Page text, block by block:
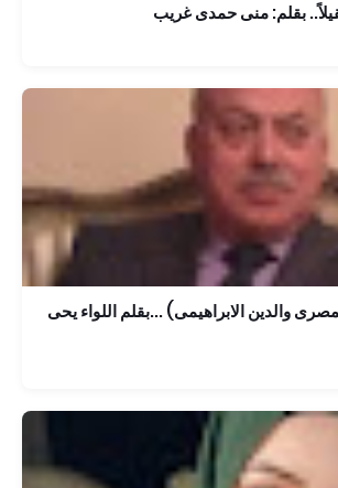
بقلم: منى حمدى غريب
والدين الابراهيمى) ...بقلم اللواء يحى